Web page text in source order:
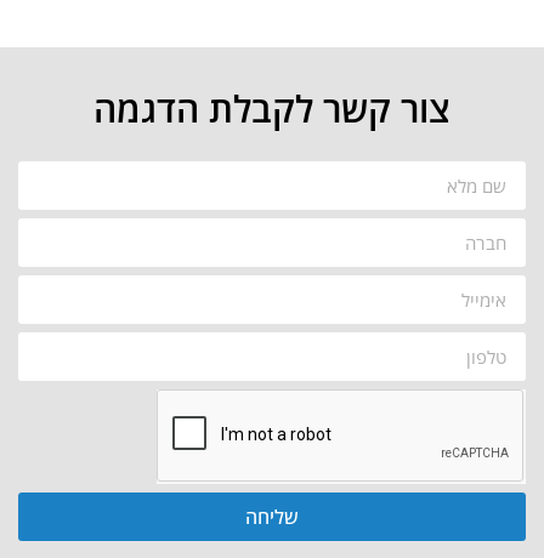
צור קשר לקבלת הדגמה
שליחה